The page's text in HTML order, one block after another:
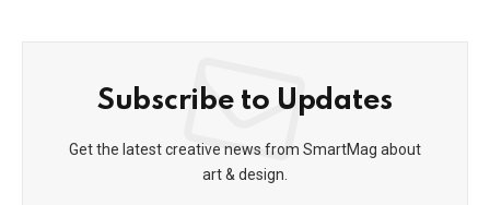
Subscribe to Updates
Get the latest creative news from SmartMag about
art & design.